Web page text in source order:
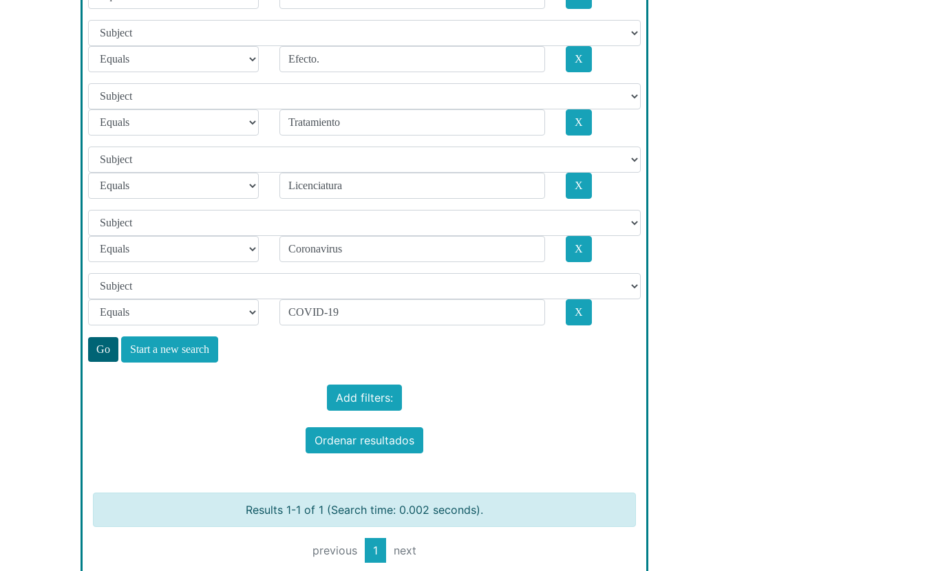
Start a new search
Add filters:
Ordenar resultados
Results 1-1 of 1 (Search time: 0.002 seconds).
previous 1 next